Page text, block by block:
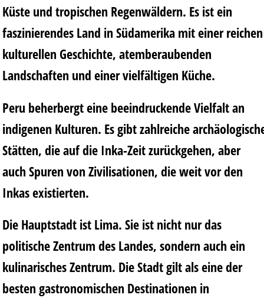
Küste und tropischen Regenwäldern. Es ist ein
faszinierendes Land in Südamerika mit einer reichen
kulturellen Geschichte, atemberaubenden
Landschaften und einer vielfältigen Küche.
Peru beherbergt eine beeindruckende Vielfalt an
indigenen Kulturen. Es gibt zahlreiche
Stätten, die auf die Inka-Zeit zurückgehen, aber
auch Spuren von Zivilisationen, die weit vor den
Inkas existierten.
Die Hauptstadt ist Lima. Sie ist nicht nur das
politische Zentrum des Landes, sondern auch ein
kulinarisches Zentrum. Die Stadt gilt als eine der
besten gastronomischen Destinationen in